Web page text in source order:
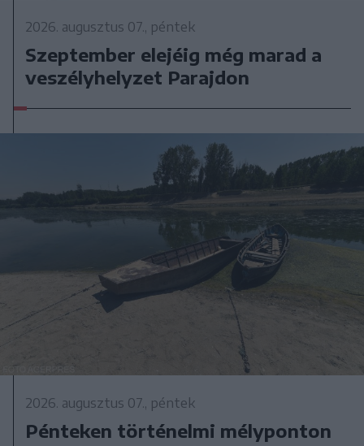
2026. augusztus 07., péntek
Szeptember elejéig még marad a
veszélyhelyzet Parajdon
2026. augusztus 07., péntek
Pénteken történelmi mélyponton